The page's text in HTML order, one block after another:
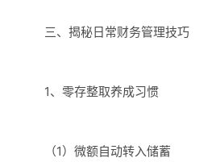
三、揭秘日常财务管理技巧
1、零存整取养成习惯
（1）微额自动转入储蓄